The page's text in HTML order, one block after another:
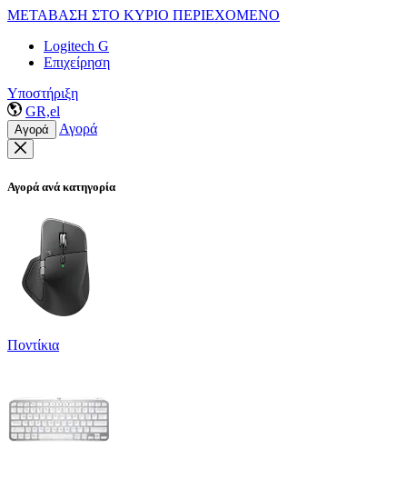
ΜΕΤΑΒΑΣΗ ΣΤΟ ΚΥΡΙΟ ΠΕΡΙΕΧΟΜΕΝΟ
Logitech G
Επιχείρηση
Υποστήριξη
GR,el
Αγορά Αγορά
Αγορά ανά κατηγορία
Ποντίκια